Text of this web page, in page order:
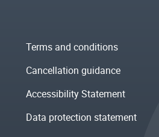
Terms and conditions
Cancellation guidance
Accessibility Statement
Data protection statement